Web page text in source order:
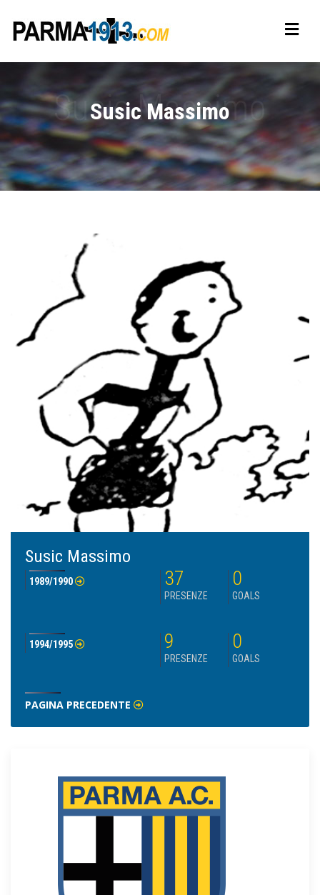
Susic Massimo
Susic Massimo
1989/1990 37
PRESENZE
0
GOALS
1994/1995 9
PRESENZE
0
GOALS
PAGINA PRECEDENTE